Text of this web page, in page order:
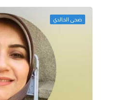
ضحى الخالدي